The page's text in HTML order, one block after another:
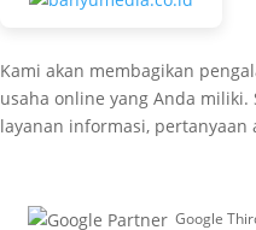
Kami akan membagikan
usaha online yang Anda
layanan informasi, pertanyaan
Google